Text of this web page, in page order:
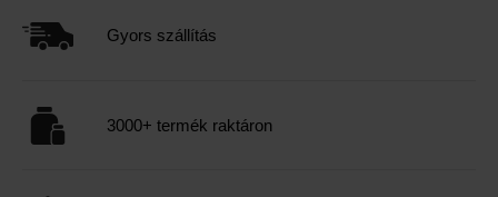
Gyors szállítás
3000+ termék raktáron